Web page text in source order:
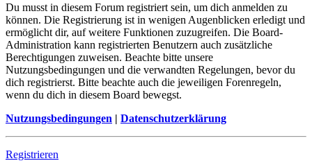
Du musst in diesem Forum registriert sein, um dich anmelden zu
können. Die Registrierung ist in wenigen Augenblicken erledigt und
ermöglicht dir, auf weitere Funktionen zuzugreifen. Die Board-
Administration kann registrierten Benutzern auch zusätzliche
Berechtigungen zuweisen. Beachte bitte unsere
Nutzungsbedingungen und die verwandten Regelungen, bevor du
dich registrierst. Bitte beachte auch die jeweiligen Forenregeln,
wenn du dich in diesem Board bewegst.
Nutzungsbedingungen | Datenschutzerklärung
Registrieren